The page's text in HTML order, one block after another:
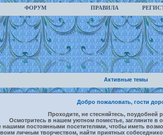
ФОРУМ ПРАВИЛА
Активные темы
Добро пожаловать, гости
Проходите, не стесняйтесь, поудобней
Осмотритесь в нашем уютном поместье, загляните в
нашими постоянными посетителями, чтобы иметь
личным творчеством, найти приятных